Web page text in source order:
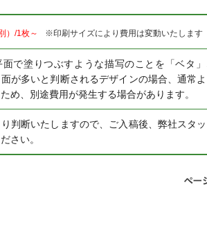
）/1枚～ ※印刷サイズにより費用は変動いたします
面で塗りつぶすような描写のことを「ベタ」
が多いと判断されるデザインの場合、通常
め、別途費用が発生する場合があります。
判断いたしますので、ご入稿後、弊社スタ
さい。